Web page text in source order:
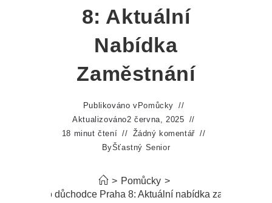
8: Aktuální
Nabídka
Zaměstnání
Publikováno v Pomůcky
Aktualizováno2 června, 2025
18 minut čtení
Žádný komentář
ByŠťastný Senior
> Pomůcky >
Práce pro důchodce Praha 8: Aktuální nabídka zaměstnání